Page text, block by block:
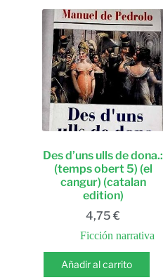
Des d’uns ulls de dona.:
(temps obert 5) (el
cangur) (catalan
edition)
4,75€
Ficción narrativa
Añadir al carrito